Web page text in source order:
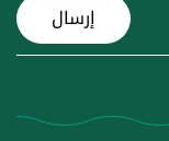
إرسال